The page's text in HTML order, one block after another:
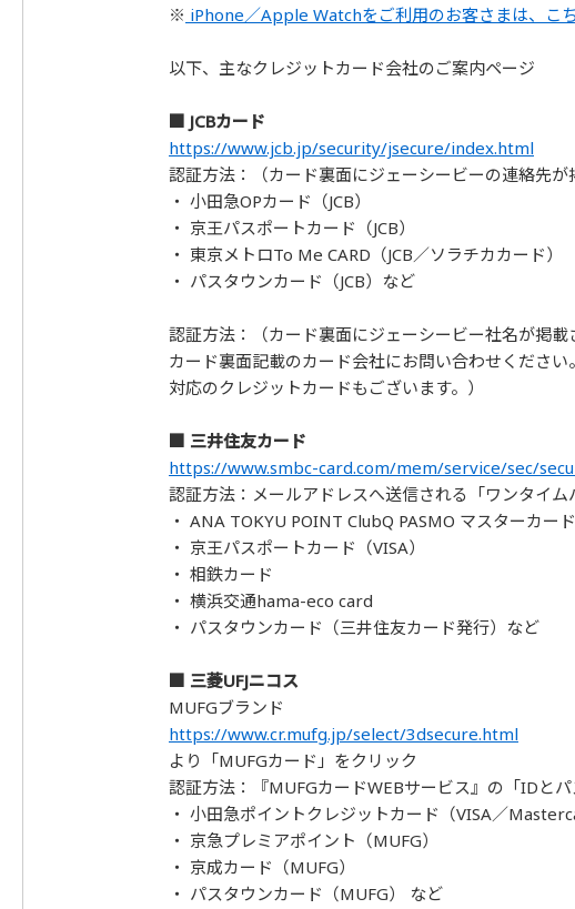
※ iPhone／Apple Watchをご利用のお客さまは、こ
以下、主なクレジットカード会社のご案内ページ
■ JCBカード
https://www.jcb.jp/security/jsecure/index.html
認証方法：（カード裏面にジェーシービーの連絡先
・ 小田急OPカード（JCB）
・ 京王パスポートカード（JCB）
・ 東京メトロTo Me CARD（JCB／ソラチカカード）
・ パスタウンカード（JCB）など
認証方法：（カード裏面にジェーシービー社名が掲載
カード裏面記載のカード会社にお問い合わせくださ
対応のクレジットカードもございます。）
■ 三井住友カード
https://www.smbc-card.com/mem/service/sec/
認証方法：メールアドレスへ送信される「ワンタイム
・ ANA TOKYU POINT ClubQ PASMO マスターカード
・ 京王パスポートカード（VISA）
・ 相鉄カード
・ 横浜交通hama-eco card
・ パスタウンカード（三井住友カード発行）など
■ 三菱UFJニコス
MUFGブランド
https://www.cr.mufg.jp/select/3dsecure.html
より「MUFGカード」をクリック
認証方法：『MUFGカードWEBサービス』の「IDと
・ 小田急ポイントクレジットカード（VISA／
・ 京急プレミアポイント（MUFG）
・ 京成カード（MUFG）
・ パスタウンカード（MUFG） など